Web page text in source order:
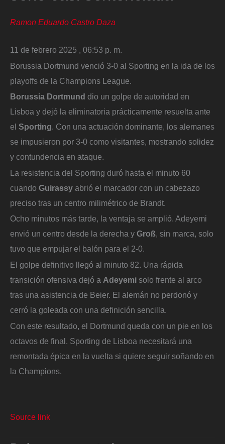
Ramon Eduardo Castro Daza
11 de febrero 2025 , 06:53 p. m.
Borussia Dortmund venció 3-0 al Sporting en la ida de los
playoffs de la Champions League.
Borussia Dortmund dio un golpe de autoridad en
Lisboa y dejó la eliminatoria prácticamente resuelta ante
el Sporting. Con una actuación dominante, los alemanes
se impusieron por 3-0 como visitantes, mostrando solidez
y contundencia en ataque.
La resistencia del Sporting duró hasta el minuto 60
cuando Guirassy abrió el marcador con un cabezazo
preciso tras un centro milimétrico de Brandt.
Ocho minutos más tarde, la ventaja se amplió. Adeyemi
envió un centro desde la derecha y Groß, sin marca, solo
tuvo que empujar el balón para el 2-0.
El golpe definitivo llegó al minuto 82. Una rápida
transición ofensiva dejó a Adeyemi solo frente al arco
tras una asistencia de Beier. El alemán no perdonó y
cerró la goleada con una definición sencilla.
Con este resultado, el Dortmund queda con un pie en los
octavos de final. Sporting de Lisboa necesitará una
remontada épica en la vuelta si quiere seguir soñando en
la Champions.
Source link